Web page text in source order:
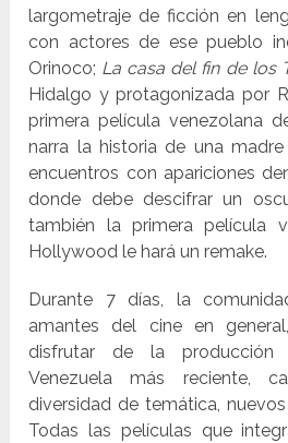
largometraje de ficción en
con actores de ese pueblo
Orinoco; La casa del fin de los
Hidalgo y protagonizada por
primera película venezolana
narra la historia de una
encuentros con apariciones
donde debe descifrar un
también la primera película
Hollywood le hará un remake.
Durante 7 días, la
amantes del cine en
disfrutar de la producción
Venezuela más reciente,
diversidad de temática,
Todas las películas que